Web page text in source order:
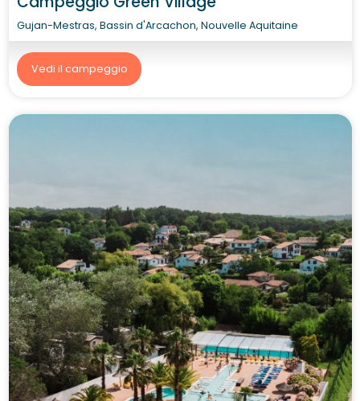
Gujan-Mestras, Bassin d'Arcachon, Nouvelle Aquitaine
Vedi il campeggio